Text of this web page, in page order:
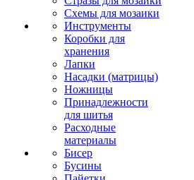
Схемы для мозаики
Инструменты
Коробки для
хранения
Лапки
Насадки (матрицы)
Ножницы
Принадлежности
для шитья
Расходные
материалы
Бисер
Бусины